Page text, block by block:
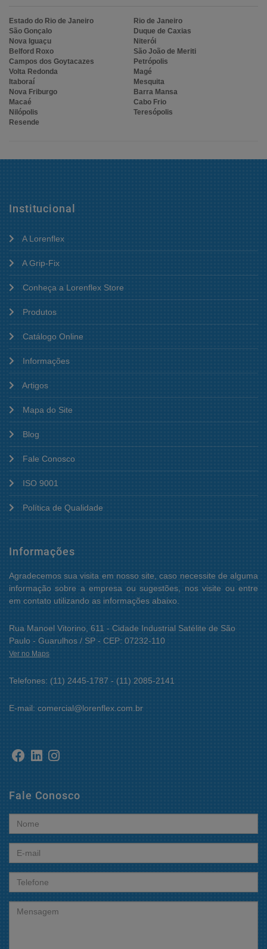
Estado do Rio de Janeiro
Rio de Janeiro
São Gonçalo
Duque de Caxias
Nova Iguaçu
Niterói
Belford Roxo
São João de Meriti
Campos dos Goytacazes
Petrópolis
Volta Redonda
Magé
Itaboraí
Mesquita
Nova Friburgo
Barra Mansa
Macaé
Cabo Frio
Nilópolis
Teresópolis
Resende
Institucional
A Lorenflex
A Grip-Fix
Conheça a Lorenflex Store
Produtos
Catálogo Online
Informações
Artigos
Mapa do Site
Blog
Fale Conosco
ISO 9001
Política de Qualidade
Informações
Agradecemos sua visita em nosso site, caso necessite de alguma
informação sobre a empresa ou sugestões, nos visite ou entre
em contato utilizando as informações abaixo.
Rua Manoel Vitorino, 611 - Cidade Industrial Satélite de São
Paulo - Guarulhos / SP - CEP: 07232-110
Ver no Maps
Telefones: (11) 2445-1787 - (11) 2085-2141
E-mail: comercial@lorenflex.com.br
Fale Conosco